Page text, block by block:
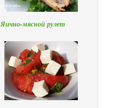
Яично-мясной рулет